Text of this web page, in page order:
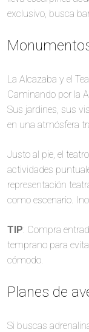
exclusivo, busca
La Alcazaba y el
Caminando por la
Sus jardines, sus
en una atmósfera
Justo al pie, el
actividades
representación
como escenario.
TIP: Compra
temprano para
cómodo.
Planes de
Si buscas